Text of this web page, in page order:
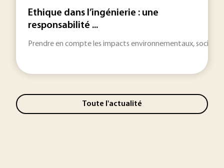
Ethique dans l’ingénierie : une
responsabilité ...
Prendre en compte les impacts environnementaux,
Toute l'actualité